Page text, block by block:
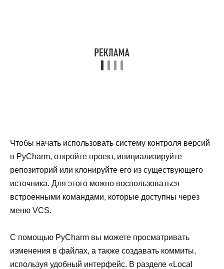
Чтобы начать использовать систему контроля версий
в PyCharm, откройте проект, инициализируйте
репозиторий или клонируйте его из существующего
источника. Для этого можно воспользоваться
встроенными командами, которые доступны через
меню VCS.
С помощью PyCharm вы можете просматривать
изменения в файлах, а также создавать коммиты,
используя удобный интерфейс. В разделе «Local